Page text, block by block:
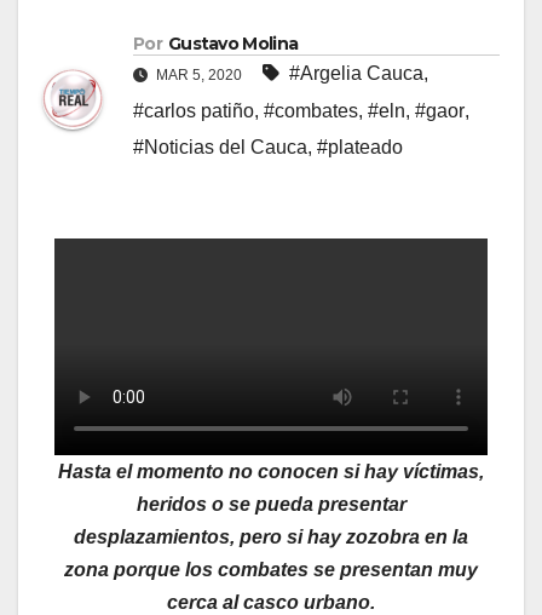
Por Gustavo Molina
MAR 5, 2020 #Argelia Cauca,
#carlos patiño, #combates, #eln, #gaor,
#Noticias del Cauca, #plateado
Hasta el momento no conocen si hay víctimas,
heridos o se pueda presentar
desplazamientos, pero si hay zozobra en la
zona porque los combates se presentan muy
cerca al casco urbano.